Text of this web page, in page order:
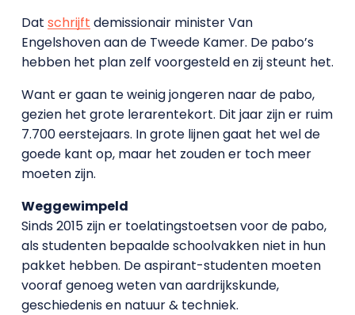
Dat schrijft demissionair minister Van
Engelshoven aan de Tweede Kamer. De pabo’s
hebben het plan zelf voorgesteld en zij steunt het.
Want er gaan te weinig jongeren naar de pabo,
gezien het grote lerarentekort. Dit jaar zijn er ruim
7.700 eerstejaars. In grote lijnen gaat het wel de
goede kant op, maar het zouden er toch meer
moeten zijn.
Weggewimpeld
Sinds 2015 zijn er toelatingstoetsen voor de pabo,
als studenten bepaalde schoolvakken niet in hun
pakket hebben. De aspirant-studenten moeten
vooraf genoeg weten van aardrijkskunde,
geschiedenis en natuur & techniek.